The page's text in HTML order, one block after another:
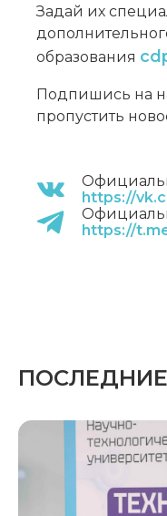
Задай их
образования
Подпишись на
пропустить
https://
https://